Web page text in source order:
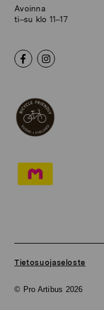
Avoinna
ti–su klo 11–17
© Pro Artibus 2026
Tietosuojaseloste